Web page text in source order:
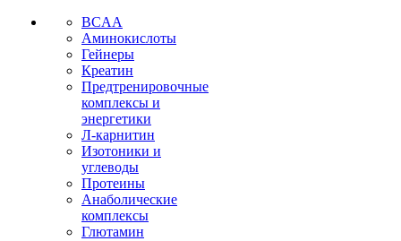
BCAA
Аминокислоты
Гейнеры
Креатин
Предтренировочные
комплексы и
энергетики
Л-карнитин
Изотоники и
углеводы
Протеины
Анаболические
комплексы
Глютамин